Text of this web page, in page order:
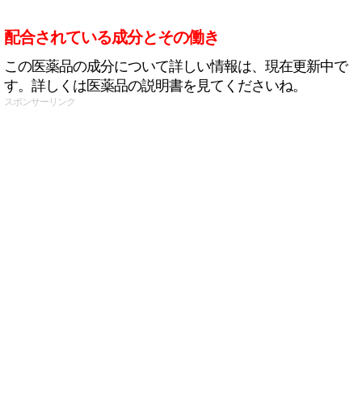
配合されている成分とその働き
この医薬品の成分について詳しい情報は、現在更新中で
す。詳しくは医薬品の説明書を見てくださいね。
スポンサーリンク